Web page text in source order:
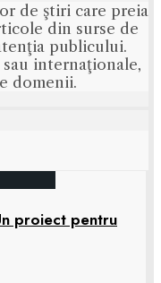
de ştiri care preia
din surse de
publicului.
internaţionale,
domenii.
proiect pentru